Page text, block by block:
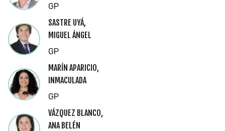
GP
SASTRE UYÁ,
MIGUEL ÁNGEL
GP
MARÍN APARICIO,
INMACULADA
GP
VÁZQUEZ BLANCO,
ANA BELÉN